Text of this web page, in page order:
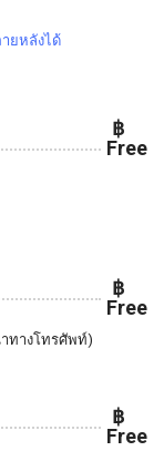
ยหลังได้
฿
Free
฿
Free
ทางโทรศัพท์)
฿
Free